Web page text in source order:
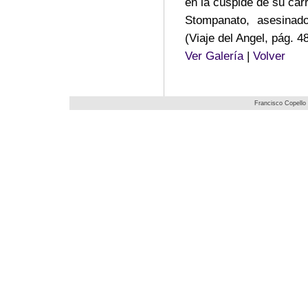
Stompanato,
(Viaje del Angel, pág.
Ver Galería | Volver
Francisco